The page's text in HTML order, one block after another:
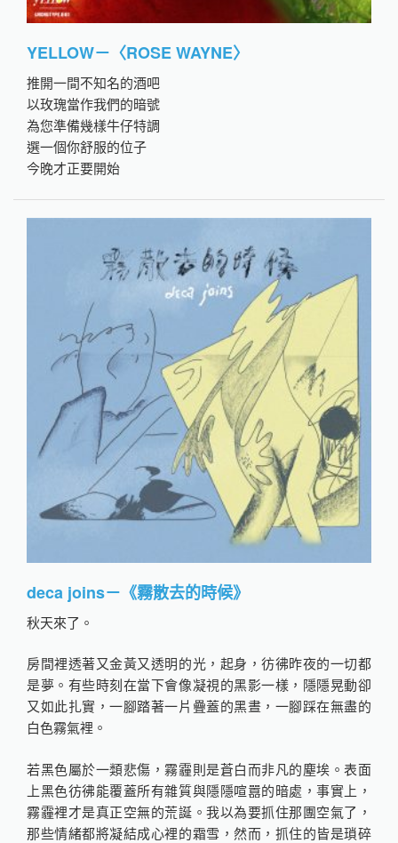
YELLOW－〈ROSE WAYNE〉
推開一間不知名的酒吧
以玫瑰當作我們的暗號
為您準備幾樣牛仔特調
選一個你舒服的位子
今晚才正要開始
deca joins－《霧散去的時候》
秋天來了。
房間裡透著又金黃又透明的光，起身，彷彿昨夜的一切都
是夢。有些時刻在當下會像凝視的黑影一樣，隱隱晃動卻
又如此扎實，一腳踏著一片疊蓋的黑晝，一腳踩在無盡的
白色霧氣裡。
若黑色屬於一類悲傷，霧霾則是蒼白而非凡的塵埃。表面
上黑色彷彿能覆蓋所有雜質與隱隱喧囂的暗處，事實上，
霧霾裡才是真正空無的荒誕。我以為要抓住那團空氣了，
那些情緒都將凝結成心裡的霜雪，然而，抓住的皆是瑣碎